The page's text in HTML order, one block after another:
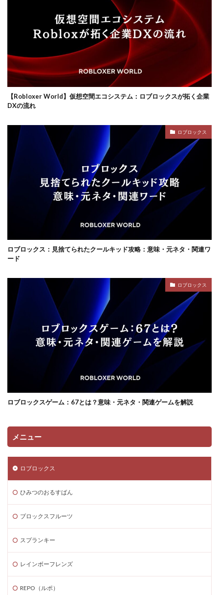
【Robloxer World】仮想空間エコシステム：ロブロックスが拓く企業
DXの流れ
ロブロックス
ロブロックス：見捨てられたクールキッド攻略：意味・元ネタ・関連ワ
ード
ロブロックス
ロブロックスゲーム：67とは？意味・元ネタ・関連ゲームを解説
メニュー
ロブロックス
ひみつのおるすばん
ブロックスフルーツ
スプランキー
レインボーフレンズ
REPO（ルポ）